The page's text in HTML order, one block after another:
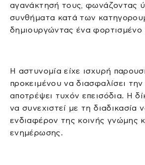
αγανάκτησή τους, φωνάζοντας
συνθήματα κατά των
δημιουργώντας ένα φορτισμένο
Η αστυνομία είχε ισχυρή
προκειμένου να διασφαλίσει
αποτρέψει τυχόν επεισόδια. Η
να συνεχιστεί με τη διαδικασία
ενδιαφέρον της κοινής γνώμης
ενημέρωσης.